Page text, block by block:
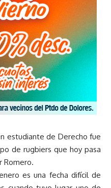
estudiante de Derecho fue
de rugbiers que hoy pasa
Romero.
es una fecha difícil de